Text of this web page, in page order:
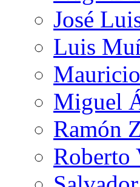
José
Luis
Miguel
Ramón
Roberto